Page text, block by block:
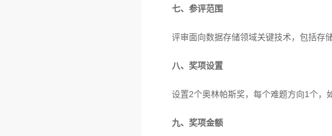
七、参评范围
评审面向数据存储领域关键技术，包括存
八、奖项设置
设置2个奥林帕斯奖，每个难题方向1个，
九、奖项金额